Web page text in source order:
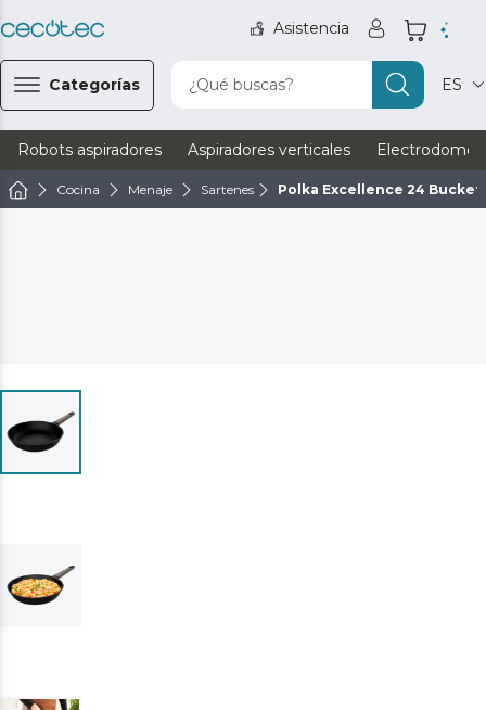
Asistencia
Categorías ¿Qué buscas? ES
Robots aspiradores Aspiradores verticales
Cocina Menaje Sartenes Polka Excellence 24 Bucket